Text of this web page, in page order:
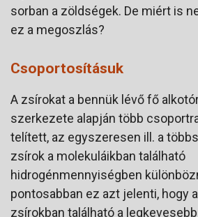
sorban a zöldségek. De miért is
ez a megoszlás?
Csoportosításuk
A zsírokat a bennük lévő fő
szerkezete alapján több
telített, az egyszeresen ill. a
zsírok a molekuláikban található
hidrogénmennyiségben
pontosabban ez azt jelenti, hogy
zsírokban található a